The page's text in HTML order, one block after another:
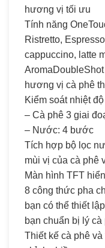
hương vị tối ưu
Tính năng
Ristretto,
cappuccino, latte
hương vị cà phê
Kiểm soát nhiệt độ
– Cà phê 3 giai
– Nước: 4 bước
Tích hợp bộ lọc
mùi vị của cà phê
Màn hình TFT
8 công thức pha
bạn có thể thiết
bạn chuẩn bị lý
Thiết kế cà phê